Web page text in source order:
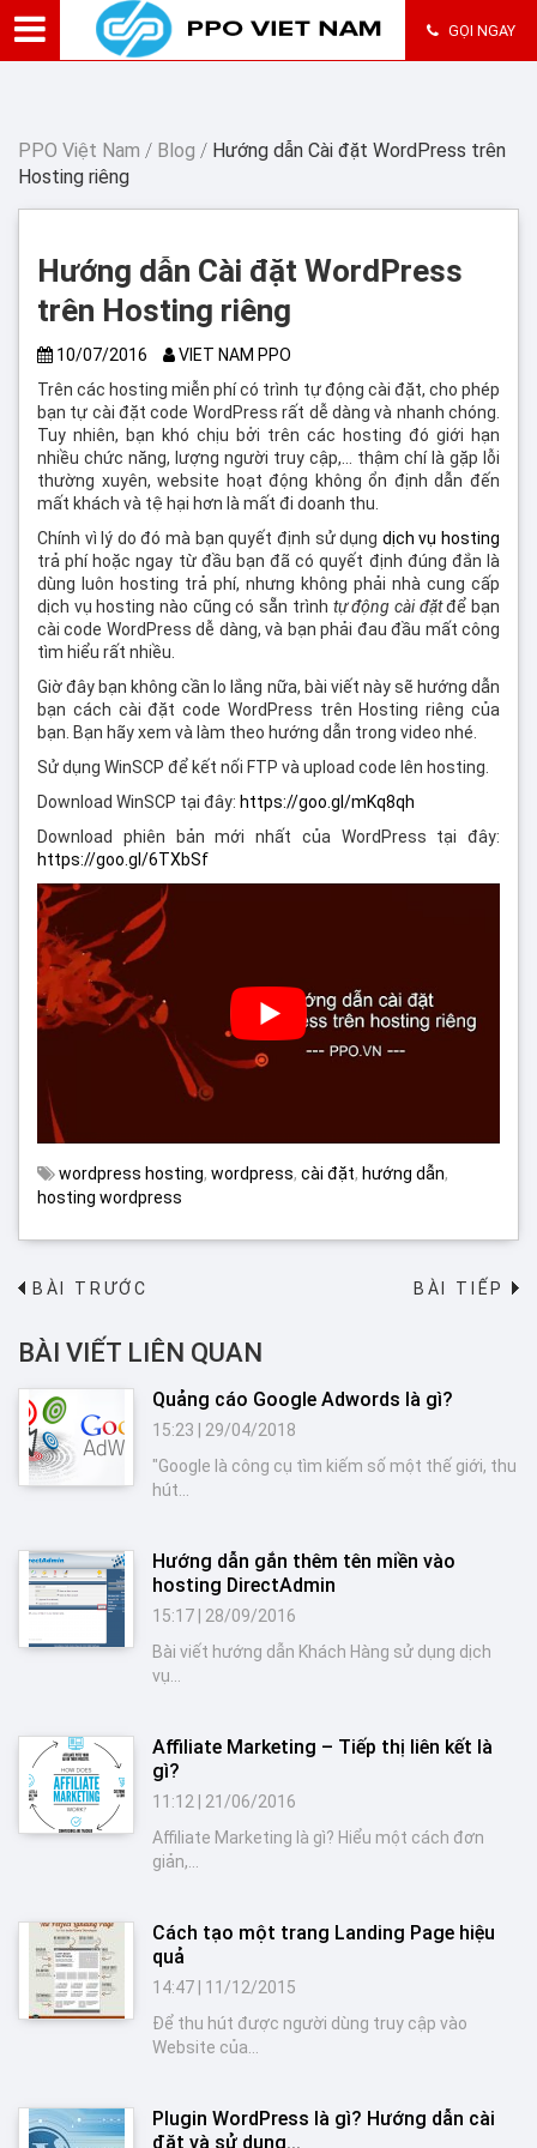
GỌI NGAY
PPO Việt Nam / Blog / Hướng dẫn Cài đặt WordPress trên
Hosting riêng
Hướng dẫn Cài đặt WordPress
trên Hosting riêng
10/07/2016
VIET NAM PPO
Trên các hosting miễn phí có trình tự động cài đặt, cho phép
bạn tự cài đặt code WordPress rất dễ dàng và nhanh chóng.
Tuy nhiên, bạn khó chịu bởi trên các hosting đó giới hạn
nhiều chức năng, lượng người truy cập,… thậm chí là gặp lỗi
thường xuyên, website hoạt động không ổn định dẫn đến
mất khách và tệ hại hơn là mất đi doanh thu.
Chính vì lý do đó mà bạn quyết định sử dụng dịch vụ hosting
trả phí hoặc ngay từ đầu bạn đã có quyết định đúng đắn là
dùng luôn hosting trả phí, nhưng không phải nhà cung cấp
dịch vụ hosting nào cũng có sẵn trình tự động cài đặtđể bạn
cài code WordPress dễ dàng, và bạn phải đau đầu mất công
tìm hiểu rất nhiều.
Giờ đây bạn không cần lo lắng nữa, bài viết này sẽ hướng dẫn
bạn cách cài đặt code WordPress trên Hosting riêng của
bạn. Bạn hãy xem và làm theo hướng dẫn trong video nhé.
Sử dụng WinSCP để kết nối FTP và upload code lên hosting.
Download WinSCP tại đây: https://goo.gl/mKq8qh
Download phiên bản mới nhất của WordPress tại đây:
https://goo.gl/6TXbSf
wordpress hosting, wordpress, cài đặt, hướng dẫn,
hosting wordpress
BÀI TRƯỚC BÀI TIẾP→
BÀI VIẾT LIÊN QUAN
Quảng cáo Google Adwords là gì?
15:23
29/04/2018
"Google là công cụ tìm kiếm số một thế giới, thu
hút...
Hướng dẫn gắn thêm tên miền vào
hosting DirectAdmin
15:17
28/09/2016
Bài viết hướng dẫn Khách Hàng sử dụng dịch
vụ...
Affiliate Marketing – Tiếp thị liên kết là
gì?
11:12
21/06/2016
Affiliate Marketing là gì? Hiểu một cách đơn
giản,...
Cách tạo một trang Landing Page hiệu
quả
14:47
11/12/2015
Để thu hút được người dùng truy cập vào
Website của...
Plugin WordPress là gì? Hướng dẫn cài
đặt và sử dụng...